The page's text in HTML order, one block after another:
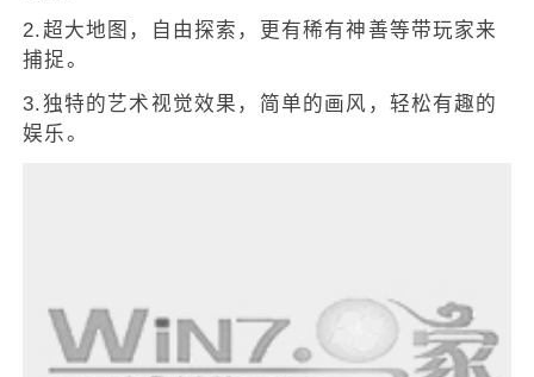
2.超大地图，自由探索，更有稀有神善等带玩家来
捕捉。
3.独特的艺术视觉效果，简单的画风，轻松有趣的
娱乐。